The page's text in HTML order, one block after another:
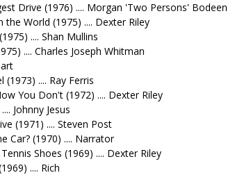
Drive (1976) .... Morgan 'Two Persons' Bodeen
World (1975) .... Dexter Riley
.... Shan Mullins
.... Charles Joseph Whitman
(1973) .... Ray Ferris
You Don't (1972) .... Dexter Riley
Johnny Jesus
(1971) .... Steven Post
Car? (1970) .... Narrator
Shoes (1969) .... Dexter Riley
.... Rich